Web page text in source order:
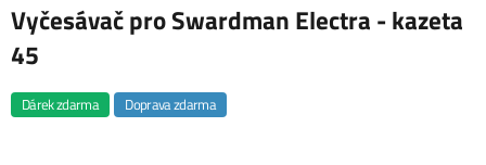
Vyčesávač pro Swardman Electra - kazeta
45
Dárek zdarma Doprava zdarma